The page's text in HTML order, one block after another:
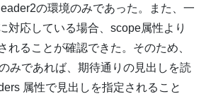
の環境のみであった。また、一
対応している場合、scope属性より
れることが確認できた。そのため、
みであれば、期待通りの見出しを読
属性で見出しを指定されること